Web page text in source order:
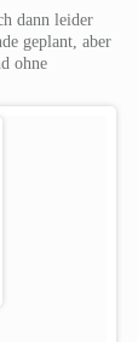
dann leider
geplant, aber
ohne